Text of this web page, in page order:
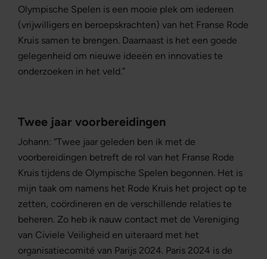
Olympische Spelen is een mooie plek om iedereen
(vrijwilligers en beroepskrachten) van het Franse Rode
Kruis samen te brengen. Daarnaast is het een goede
gelegenheid om nieuwe ideeën en innovaties te
onderzoeken in het veld.”
Twee jaar voorbereidingen
Johann: “Twee jaar geleden ben ik met de
voorbereidingen betreft de rol van het Franse Rode
Kruis tijdens de Olympische Spelen begonnen. Het is
mijn taak om namens het Rode Kruis het project op te
zetten, coördineren en de verschillende relaties te
beheren. Zo heb ik nauw contact met de Vereniging
van Civiele Veiligheid en uiteraard met het
organisatiecomité van Parijs 2024. Paris 2024 is de